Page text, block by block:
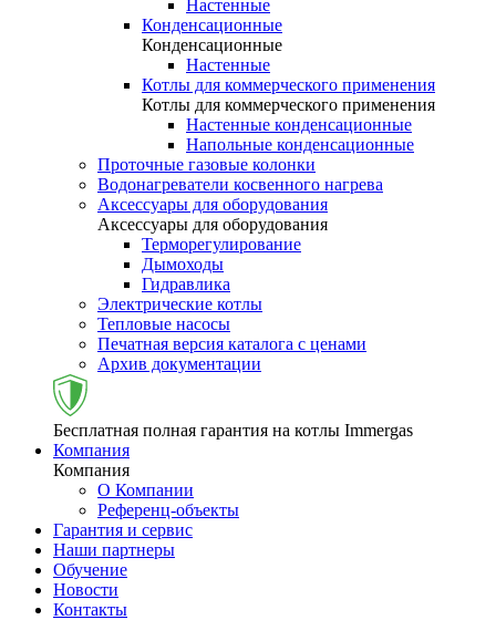
Настенные
Конденсационные
Конденсационные
Настенные
Котлы для коммерческого применения
Котлы для коммерческого применения
Настенные конденсационные
Напольные конденсационные
Проточные газовые колонки
Водонагреватели косвенного нагрева
Аксессуары для оборудования
Аксессуары для оборудования
Терморегулирование
Дымоходы
Гидравлика
Электрические котлы
Тепловые насосы
Печатная версия каталога с ценами
Архив документации
Бесплатная полная гарантия на котлы Immergas
Компания
Компания
О Компании
Референц-объекты
Гарантия и сервис
Наши партнеры
Обучение
Новости
Контакты